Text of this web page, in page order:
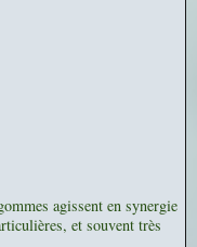
agissent en synergie
et souvent très